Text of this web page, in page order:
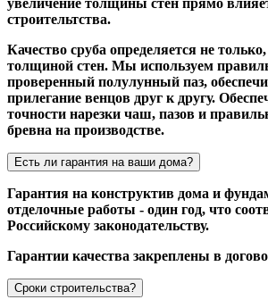
увеличение толщины стен прямо
строительтства.
Качество сруба определяется не
толщиной стен. Мы используем
проверенный полулунный паз,
прилегание венцов друг к другу.
точности нарезки чаш, пазов и
бревна на производстве.
Есть ли гарантия на ваши дома?
Гарантия на конструктив дома и
отделочные работы - один год, что
Российскому законодательству.
Гарантии качества закреплены в
Сроки строительства?